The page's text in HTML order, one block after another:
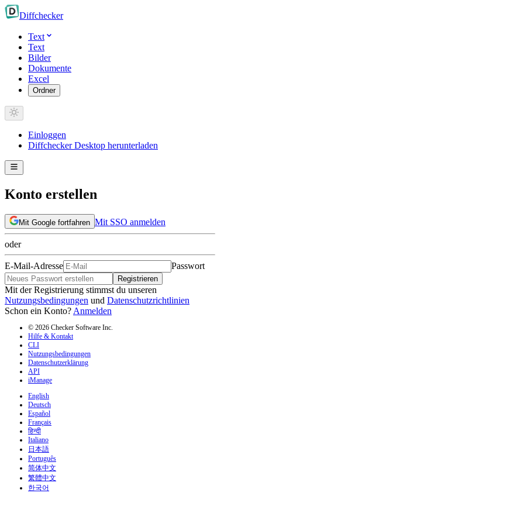
Diffchecker
Text
Text
Bilder
Dokumente
Excel
Ordner
Einloggen
Diffchecker Desktop herunterladen
Konto erstellen
Mit Google fortfahren Mit SSO anmelden
oder
E-Mail-Adresse Passwort
Registrieren
Mit der Registrierung stimmst du unseren
Nutzungsbedingungen und Datenschutzrichtlinien
Schon ein Konto? Anmelden
© 2026 Checker Software Inc.
Hilfe & Kontakt
CLI
Nutzungsbedingungen
Datenschutzerklärung
API
iManage
English
Deutsch
Español
Français
हिन्दी
Italiano
日本語
Português
简体中文
繁體中文
한국어